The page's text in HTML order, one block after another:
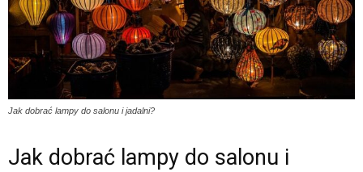
Jak dobrać lampy do salonu i jadalni?
Jak dobrać lampy do salonu i